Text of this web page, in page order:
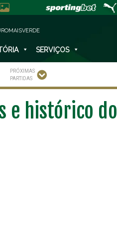
SERVIÇOS
PRÓXIMAS
PARTIDAS
e histórico do